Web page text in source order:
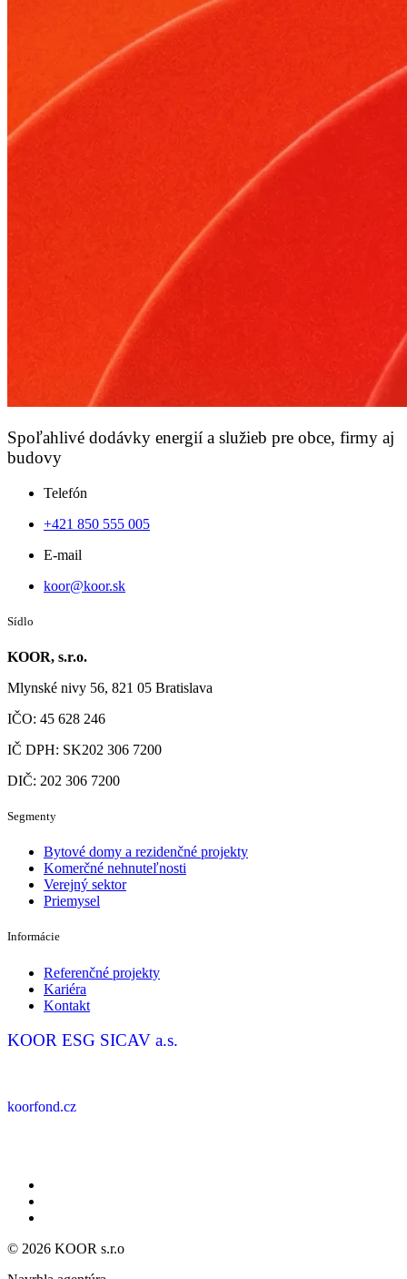
Spoľahlivé dodávky energií a služieb pre obce, firmy aj
budovy
Telefón
+421 850 555 005
E-mail
koor@koor.sk
Sídlo
KOOR, s.r.o.
Mlynské nivy 56, 821 05 Bratislava
IČO: 45 628 246
IČ DPH: SK202 306 7200
DIČ: 202 306 7200
Segmenty
Bytové domy a rezidenčné projekty
Komerčné nehnuteľnosti
Verejný sektor
Priemysel
Informácie
Referenčné projekty
Kariéra
Kontakt
KOOR ESG SICAV a.s.
koorfond.cz
© 2026 KOOR s.r.o